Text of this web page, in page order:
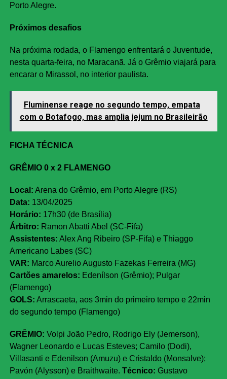
Porto Alegre.
Próximos desafios
Na próxima rodada, o Flamengo enfrentará o Juventude,
nesta quarta-feira, no Maracanã. Já o Grêmio viajará para
encarar o Mirassol, no interior paulista.
Fluminense reage no segundo tempo, empata
com o Botafogo, mas amplia jejum no Brasileirão
FICHA TÉCNICA
GRÊMIO 0 x 2 FLAMENGO
Local: Arena do Grêmio, em Porto Alegre (RS)
Data: 13/04/2025
Horário: 17h30 (de Brasília)
Árbitro: Ramon Abatti Abel (SC-Fifa)
Assistentes: Alex Ang Ribeiro (SP-Fifa) e Thiaggo
Americano Labes (SC)
VAR: Marco Aurelio Augusto Fazekas Ferreira (MG)
Cartões amarelos: Edenílson (Grêmio); Pulgar
(Flamengo)
GOLS: Arrascaeta, aos 3min do primeiro tempo e 22min
do segundo tempo (Flamengo)
GRÊMIO: Volpi João Pedro, Rodrigo Ely (Jemerson),
Wagner Leonardo e Lucas Esteves; Camilo (Dodi),
Villasanti e Edenilson (Amuzu) e Cristaldo (Monsalve);
Pavón (Alysson) e Braithwaite. Técnico: Gustavo